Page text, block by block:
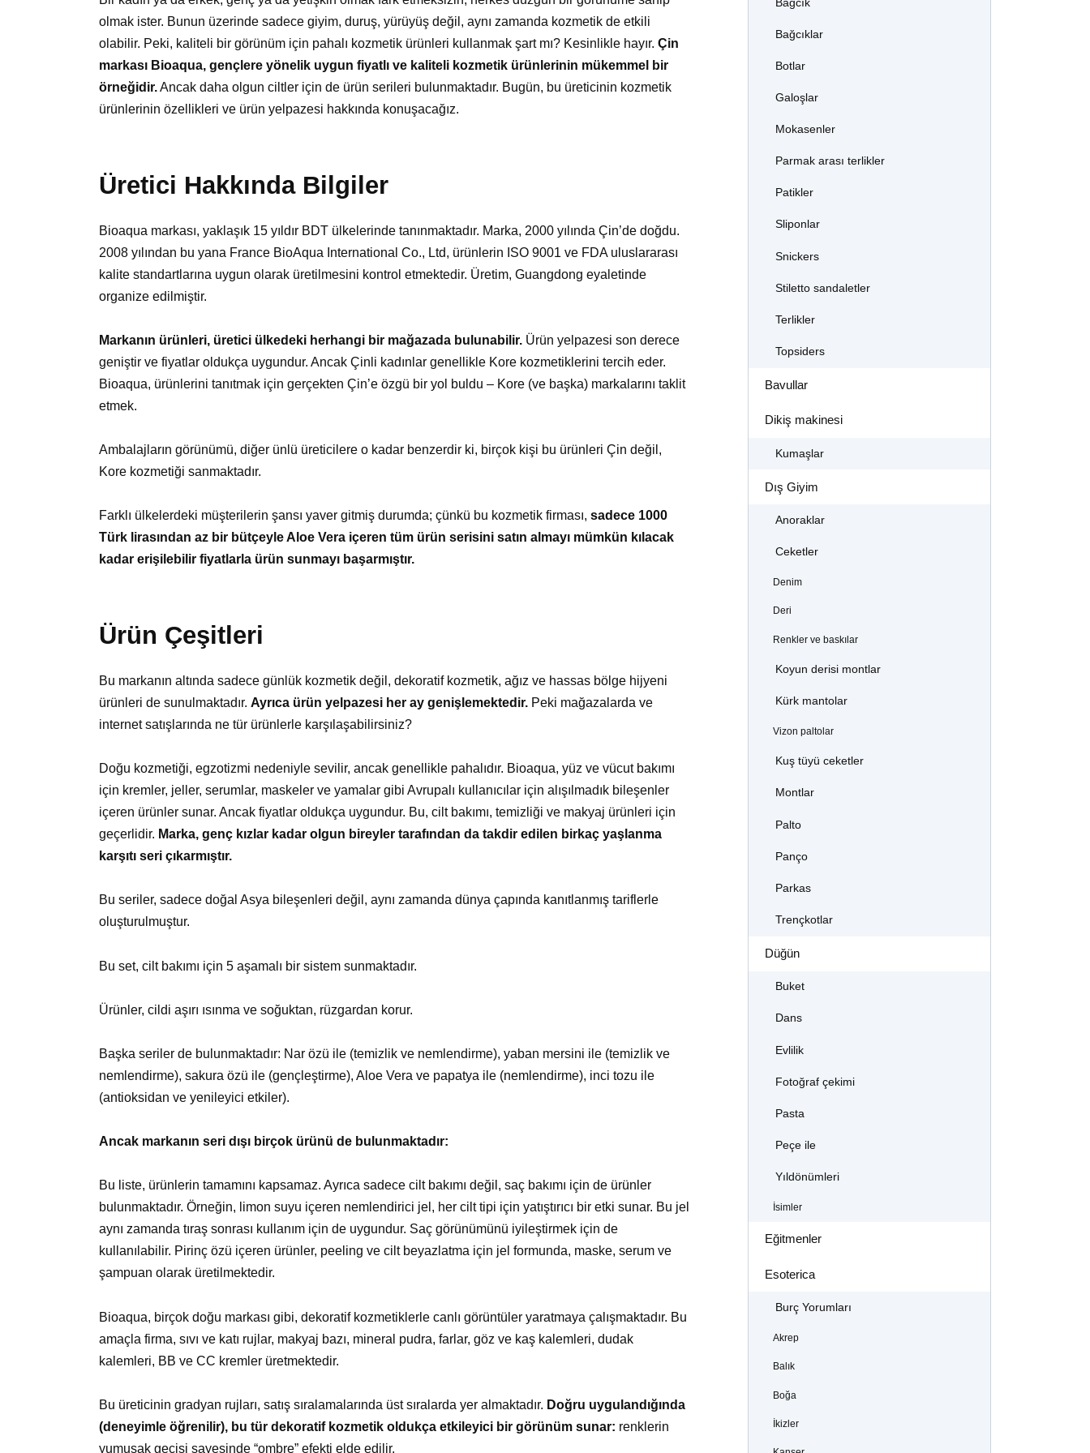
olmak ister. Bunun üzerinde sadece giyim, duruş, yürüyüş değil, aynı zamanda kozmetik de etkili
olabilir. Peki, kaliteli bir görünüm için pahalı kozmetik ürünleri kullanmak şart mı? Kesinlikle hayır. Çin
markası Bioaqua, gençlere yönelik uygun fiyatlı ve kaliteli kozmetik ürünlerinin mükemmel bir
örneğidir.Ancak daha olgun ciltler için de ürün serileri bulunmaktadır. Bugün, bu üreticinin kozmetik
ürünlerinin özellikleri ve ürün yelpazesi hakkında konuşacağız.
Üretici Hakkında Bilgiler
Bioaqua markası, yaklaşık 15 yıldır BDT ülkelerinde tanınmaktadır. Marka, 2000 yılında Çin’de doğdu.
2008 yılından bu yana France BioAqua International Co., Ltd, ürünlerin ISO 9001 ve FDA uluslararası
kalite standartlarına uygun olarak üretilmesini kontrol etmektedir. Üretim, Guangdong eyaletinde
organize edilmiştir.
Markanın ürünleri, üretici ülkedeki herhangi bir mağazada bulunabilir. Ürün yelpazesi son derece
geniştir ve fiyatlar oldukça uygundur. Ancak Çinli kadınlar genellikle Kore kozmetiklerini tercih eder.
Bioaqua, ürünlerini tanıtmak için gerçekten Çin’e özgü bir yol buldu – Kore (ve başka) markalarını taklit
etmek.
Ambalajların görünümü, diğer ünlü üreticilere o kadar benzerdir ki, birçok kişi bu ürünleri Çin değil,
Kore kozmetiği sanmaktadır.
Farklı ülkelerdeki müşterilerin şansı yaver gitmiş durumda; çünkü bu kozmetik firması, sadece 1000
Türk lirasından az bir bütçeyle Aloe Vera içeren tüm ürün serisini satın almayı mümkün kılacak
kadar erişilebilir fiyatlarla ürün sunmayı başarmıştır.
Ürün Çeşitleri
Bu markanın altında sadece günlük kozmetik değil, dekoratif kozmetik, ağız ve hassas bölge hijyeni
ürünleri de sunulmaktadır. Ayrıca ürün yelpazesi her ay genişlemektedir. Peki mağazalarda ve
internet satışlarında ne tür ürünlerle karşılaşabilirsiniz?
Doğu kozmetiği, egzotizmi nedeniyle sevilir, ancak genellikle pahalıdır. Bioaqua, yüz ve vücut bakımı
için kremler, jeller, serumlar, maskeler ve yamalar gibi Avrupalı kullanıcılar için alışılmadık bileşenler
içeren ürünler sunar. Ancak fiyatlar oldukça uygundur. Bu, cilt bakımı, temizliği ve makyaj ürünleri için
geçerlidir. Marka, genç kızlar kadar olgun bireyler tarafından da takdir edilen birkaç yaşlanma
karşıtı seri çıkarmıştır.
Bu seriler, sadece doğal Asya bileşenleri değil, aynı zamanda dünya çapında kanıtlanmış tariflerle
oluşturulmuştur.
Bu set, cilt bakımı için 5 aşamalı bir sistem sunmaktadır.
Ürünler, cildi aşırı ısınma ve soğuktan, rüzgardan korur.
Başka seriler de bulunmaktadır: Nar özü ile (temizlik ve nemlendirme), yaban mersini ile (temizlik ve
nemlendirme), sakura özü ile (gençleştirme), Aloe Vera ve papatya ile (nemlendirme), inci tozu ile
(antioksidan ve yenileyici etkiler).
Ancak markanın seri dışı birçok ürünü de bulunmaktadır:
Bu liste, ürünlerin tamamını kapsamaz. Ayrıca sadece cilt bakımı değil, saç bakımı için de ürünler
bulunmaktadır. Örneğin, limon suyu içeren nemlendirici jel, her cilt tipi için yatıştırıcı bir etki sunar. Bu jel
aynı zamanda tıraş sonrası kullanım için de uygundur. Saç görünümünü iyileştirmek için de
kullanılabilir. Pirinç özü içeren ürünler, peeling ve cilt beyazlatma için jel formunda, maske, serum ve
şampuan olarak üretilmektedir.
Bioaqua, birçok doğu markası gibi, dekoratif kozmetiklerle canlı görüntüler yaratmaya çalışmaktadır. Bu
amaçla firma, sıvı ve katı rujlar, makyaj bazı, mineral pudra, farlar, göz ve kaş kalemleri, dudak
kalemleri, BB ve CC kremler üretmektedir.
Bu üreticinin gradyan rujları, satış sıralamalarında üst sıralarda yer almaktadır. Doğru uygulandığında
(deneyimle öğrenilir), bu tür dekoratif kozmetik oldukça etkileyici bir görünüm sunar: renklerin
yumuşak geçişi sayesinde “ombre” efekti elde edilir.
Bağcık
Bağcıklar
Botlar
Galoşlar
Mokasenler
Parmak arası terlikler
Patikler
Sliponlar
Snickers
Stiletto sandaletler
Terlikler
Topsiders
Bavullar
Dikiş makinesi
Kumaşlar
Dış Giyim
Anoraklar
Ceketler
Denim
Deri
Renkler ve baskılar
Koyun derisi montlar
Kürk mantolar
Vizon paltolar
Kuş tüyü ceketler
Montlar
Palto
Panço
Parkas
Trençkotlar
Düğün
Buket
Dans
Evlilik
Fotoğraf çekimi
Pasta
Peçe ile
Yıldönümleri
İsimler
Eğitmenler
Esoterica
Burç Yorumları
Akrep
Balık
Boğa
İkizler